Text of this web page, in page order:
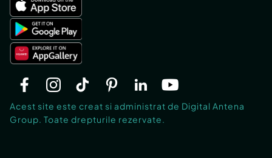
Acest site este creat si administrat de Digital Antena
Group. Toate drepturile rezervate.